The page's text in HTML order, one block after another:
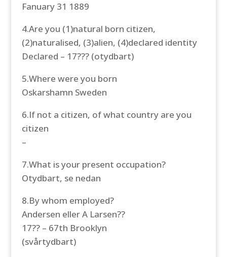
Fanuary 31 1889
4.Are you (1)natural born citizen,
(2)naturalised, (3)alien, (4)declared identity
Declared – 17??? (otydbart)
5.Where were you born
Oskarshamn Sweden
6.If not a citizen, of what country are you
citizen
–
7.What is your present occupation?
Otydbart, se nedan
8.By whom employed?
Andersen eller A Larsen??
17?? – 67th Brooklyn
(svårtydbart)